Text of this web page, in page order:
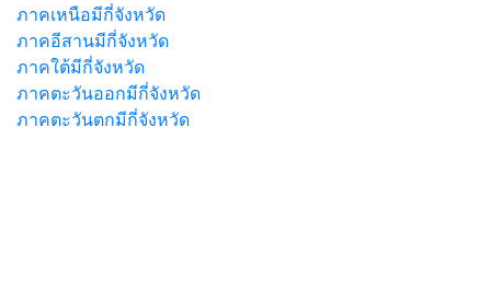
ภาคเหนือมีกี่จังหวัด
ภาคอีสานมีกี่จังหวัด
ภาคใต้มีกี่จังหวัด
ภาคตะวันออกมีกี่จังหวัด
ภาคตะวันตกมีกี่จังหวัด